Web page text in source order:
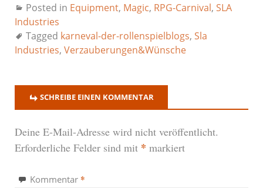
Posted in Equipment, Magic, RPG-Carnival, SLA
Industries
Tagged karneval-der-rollenspielblogs, Sla
Industries, Verzauberungen&Wünsche
SCHREIBE EINEN KOMMENTAR
Deine E-Mail-Adresse wird nicht veröffentlicht.
Erforderliche Felder sind mit * markiert
Kommentar *